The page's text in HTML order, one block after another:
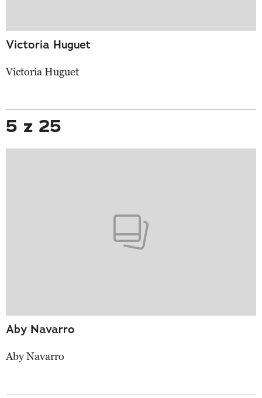
Victoria Huguet
Victoria Huguet
5 z 25
Aby Navarro
Aby Navarro